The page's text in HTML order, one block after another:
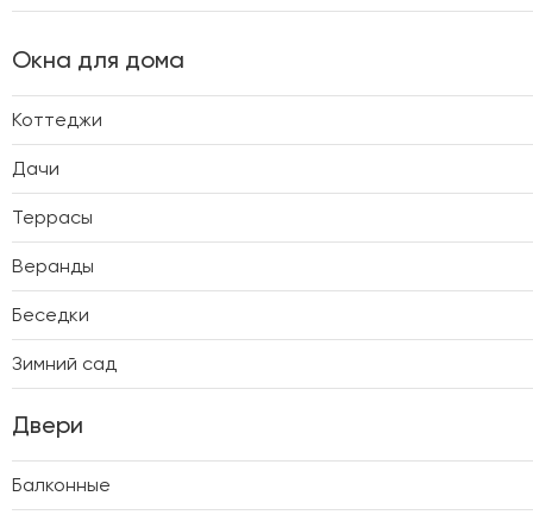
Окна для дома
Коттеджи
Дачи
Террасы
Веранды
Беседки
Зимний сад
Двери
Балконные